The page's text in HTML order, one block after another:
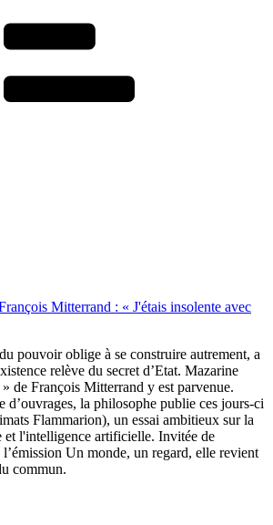
Mitterrand : « J'étais insolente avec
pouvoir oblige à se construire autrement, a
relève du secret d’Etat. Mazarine
de François Mitterrand y est parvenue.
d’ouvrages, la philosophe publie ces jours-ci
Flammarion), un essai ambitieux sur la
et l'intelligence artificielle. Invitée de
Un monde, un regard, elle revient
commun.